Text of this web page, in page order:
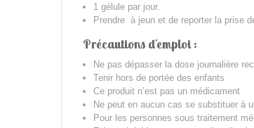
1 gélule par jour.
Prendre à jeun et de reporter la prise
Précautions d'emploi :
Ne pas dépasser la dose journalière
Tenir hors de portée des enfants
Ce produit n’est pas un médicament
Ne peut en aucun cas se substituer à
Pour les personnes sous traitement